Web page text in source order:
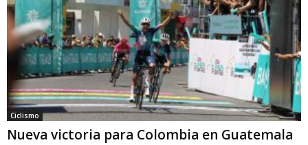
Ciclismo
Nueva victoria para Colombia en Guatemala